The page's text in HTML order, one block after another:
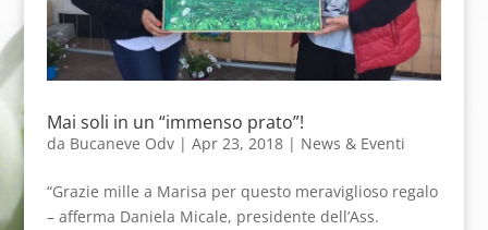
Mai soli in un “immenso prato”!
da Bucaneve Odv| Apr 23, 2018| News & Eventi
“Grazie mille a Marisa per questo meraviglioso regalo
– afferma Daniela Micale, presidente dell’Ass.